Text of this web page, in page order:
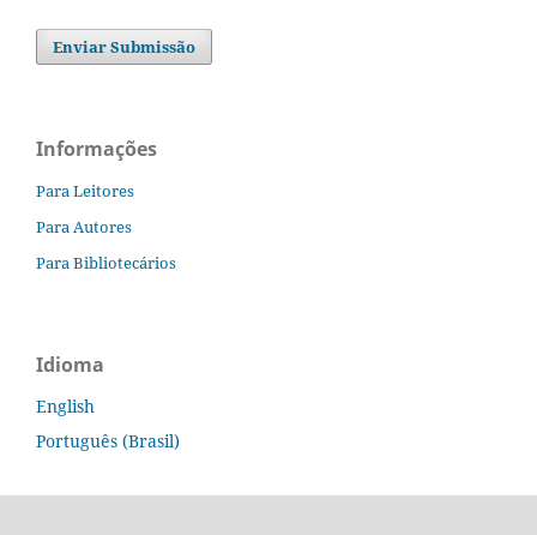
Enviar Submissão
Informações
Para Leitores
Para Autores
Para Bibliotecários
Idioma
English
Português (Brasil)